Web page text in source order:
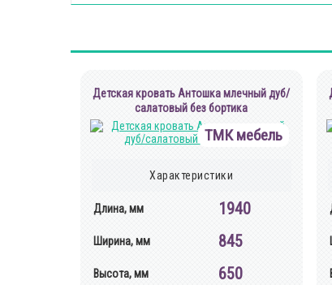
Детская кровать Антошка млечный дуб/
салатовый без бортика
ТМК мебель
Характеристики
Длина, мм 1940
Ширина, мм 845
Высота, мм 650